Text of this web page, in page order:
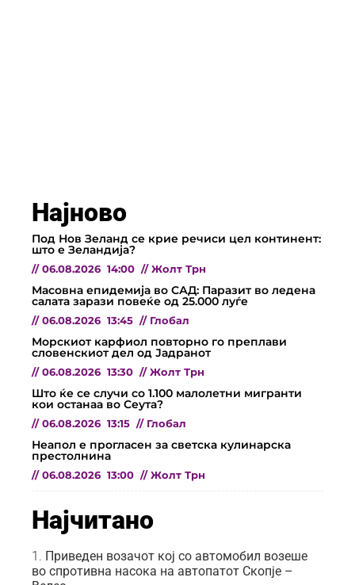
Најново
Под Нов Зеланд се крие речиси цел континент:
што е Зеландија?
// 06.08.2026 14:00 // Жолт Трн
Масовна епидемија во САД: Паразит во ледена
салата зарази повеќе од 25.000 луѓе
// 06.08.2026 13:45 // Глобал
Морскиот карфиол повторно го преплави
словенскиот дел од Јадранот
// 06.08.2026 13:30 // Жолт Трн
Што ќе се случи со 1.100 малолетни мигранти
кои останаа во Сеута?
// 06.08.2026 13:15 // Глобал
Неапол е прогласен за светска кулинарска
престолнина
// 06.08.2026 13:00 // Жолт Трн
Најчитано
Приведен возачот кој со автомобил возеше
во спротивна насока на автопатот Скопје –